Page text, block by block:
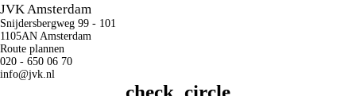
JVK Amsterdam
Snijdersbergweg 99 - 101
1105AN Amsterdam
Route plannen
020 - 650 06 70
info@jvk.nl
check_circle